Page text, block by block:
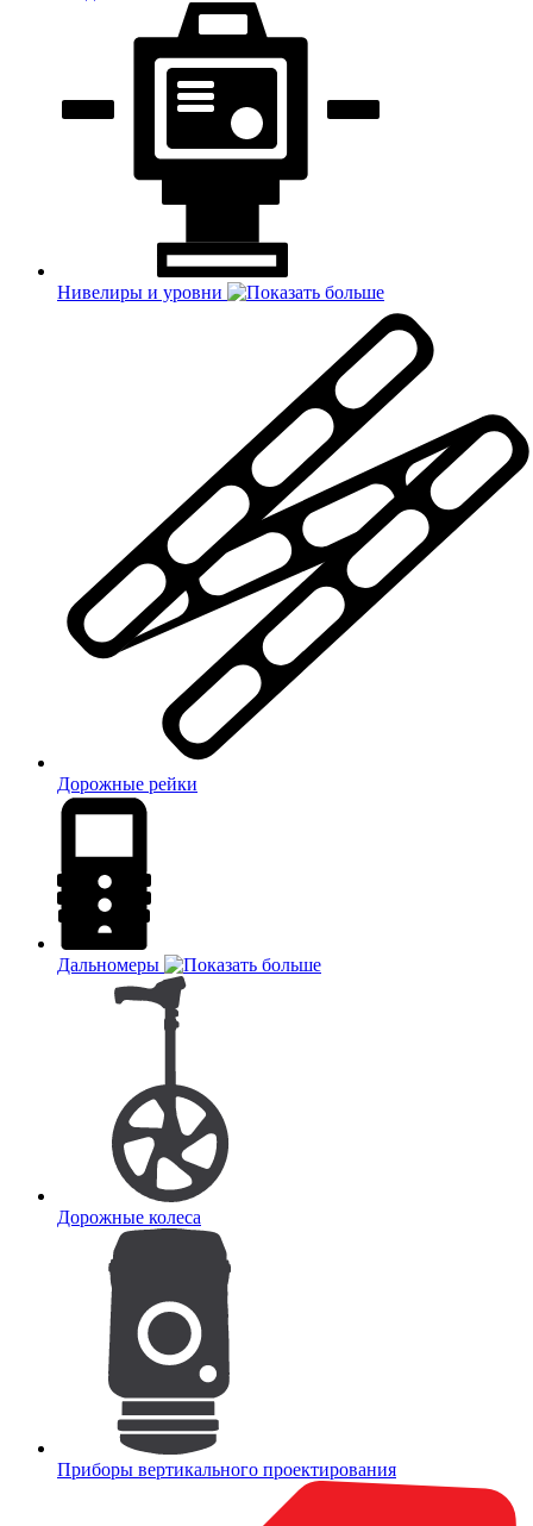
Нивелиры и уровни
Дорожные рейки
Дальномеры
Дорожные колеса
Приборы вертикального проектирования